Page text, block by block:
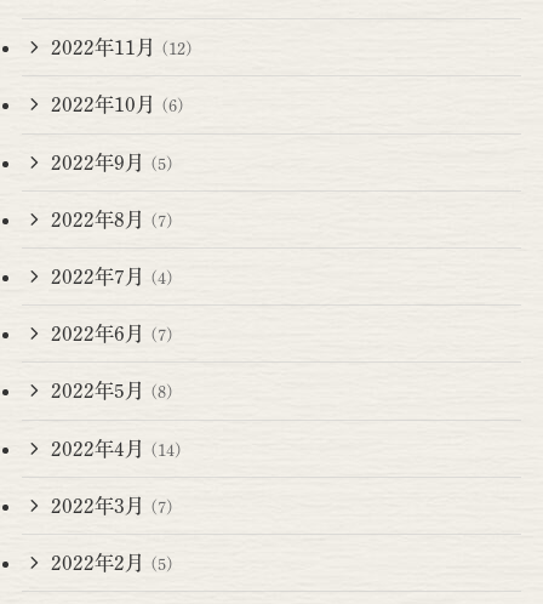
2022年11月 (12)
2022年10月 (6)
2022年9月 (5)
2022年8月 (7)
2022年7月 (4)
2022年6月 (7)
2022年5月 (8)
2022年4月 (14)
2022年3月 (7)
2022年2月 (5)